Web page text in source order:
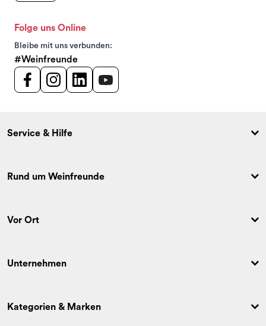
Folge uns Online
Bleibe mit uns verbunden:
#Weinfreunde
Service & Hilfe
Rund um Weinfreunde
Vor Ort
Unternehmen
Kategorien & Marken